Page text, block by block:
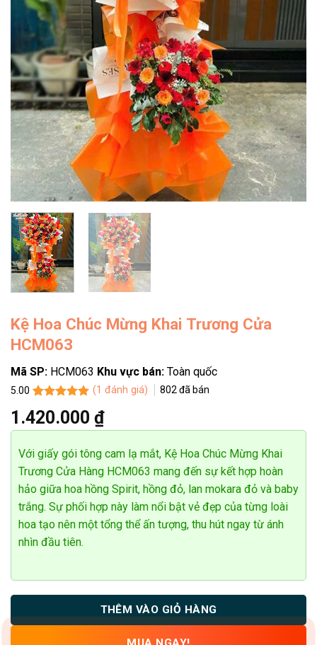
Kệ Hoa Chúc Mừng Khai Trương Cửa
HCM063
Mã SP: HCM063 Khu vực bán: Toàn quốc
5.00
5.00 trên 5
dựa trên
1
đánh giá
(1 đánh giá) 802đã bán
1.420.000 ₫
Với giấy gói tông cam lạ mắt, Kệ Hoa Chúc Mừng Khai
Trương Cửa Hàng HCM063 mang đến sự kết hợp hoàn
hảo giữa hoa hồng Spirit, hồng đỏ, lan mokara đỏ và baby
trắng. Sự phối hợp này làm nổi bật vẻ đẹp của từng loài
hoa tạo nên một tổng thể ấn tượng, thu hút ngay từ ánh
nhìn đầu tiên.
THÊM VÀO GIỎ HÀNG